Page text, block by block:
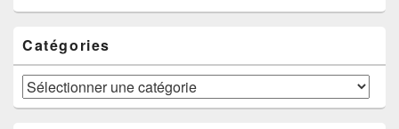
Catégories
Catégories